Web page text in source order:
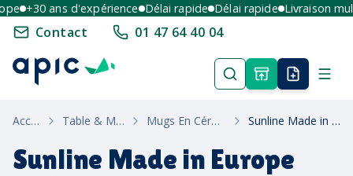
+30 ans d'expérience Délai rapide Délai rapide Livraison
Contact 01 47 64 40 04
Accueil Table & Maison Mugs En Céramique Sunline Made in Europe
Sunline Made in Europe